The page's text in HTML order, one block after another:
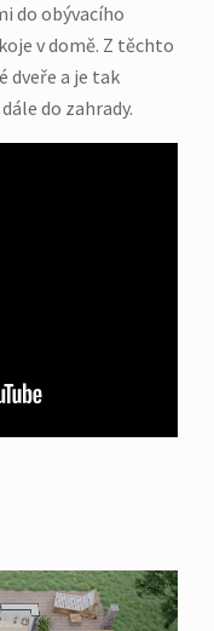
do obývacího
v domě. Z těchto
dveře a je tak
do zahrady.